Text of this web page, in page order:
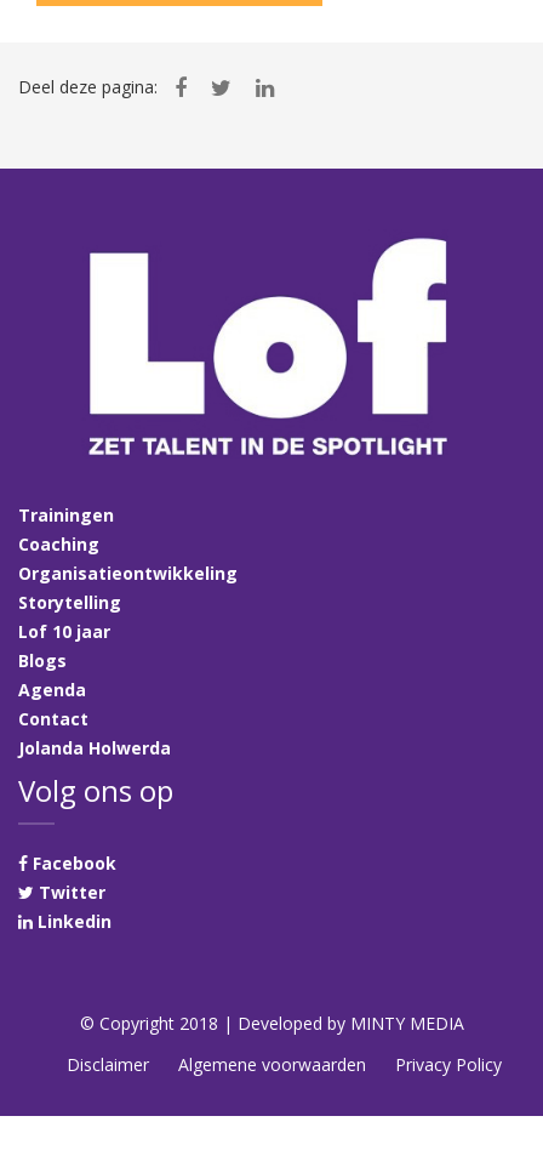
Deel deze pagina:
Trainingen
Coaching
Organisatieontwikkeling
Storytelling
Lof 10 jaar
Blogs
Agenda
Contact
Jolanda Holwerda
Volg ons op
Facebook
Twitter
Linkedin
© Copyright 2018 | Developed by MINTY MEDIA
Disclaimer
Algemene voorwaarden Privacy Policy